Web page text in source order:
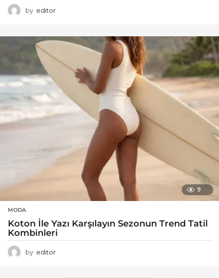
by editor
9
MODA
Koton İle Yazı Karşılayın Sezonun Trend Tatil
Kombinleri
by editor